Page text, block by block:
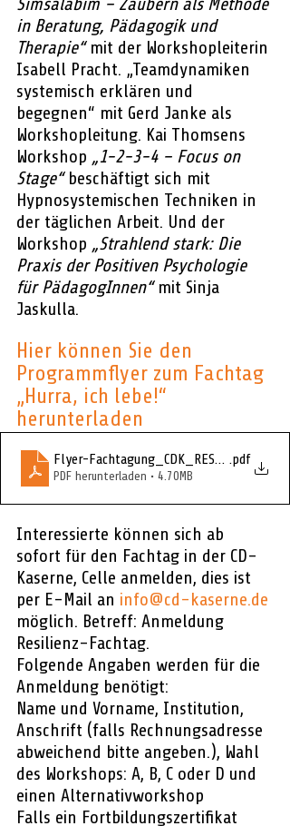
in Beratung, Pädagogik und
Therapie“ mit der Workshopleiterin
Isabell Pracht. „Teamdynamiken
systemisch erklären und
begegnen“ mit Gerd Janke als
Workshopleitung. Kai Thomsens
Workshop „1-2-3-4 – Focus on
Stage“ beschäftigt sich mit
Hypnosystemischen Techniken in
der täglichen Arbeit. Und der
Workshop „Strahlend stark: Die
Praxis der Positiven Psychologie
für PädagogInnen“ mit Sinja
Jaskulla.
Hier können Sie den
Programmflyer zum Fachtag
„Hurra, ich lebe!“
herunterladen
Flyer-Fachtagung_CDK_RESILIENZ_2024
.pdf
PDF herunterladen • 4.70MB
Interessierte können sich ab
sofort für den Fachtag in der CD-
Kaserne, Celle anmelden, dies ist
per E-Mail an info@cd-kaserne.de
möglich. Betreff: Anmeldung
Resilienz-Fachtag.
Folgende Angaben werden für die
Anmeldung benötigt:
Name und Vorname, Institution,
Anschrift (falls Rechnungsadresse
abweichend bitte angeben.), Wahl
des Workshops: A, B, C oder D und
einen Alternativworkshop
Falls ein Fortbildungszertifikat